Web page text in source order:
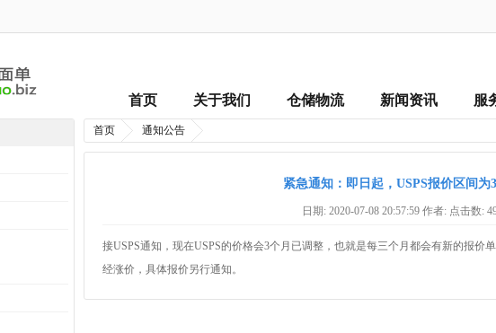
首页 关于我们 仓储物流 新闻资讯 服
首页 通知公告
紧急通知：即日起，USPS报价区间为
日期: 2020-07-08 20:57:59 作者: 点击数:
接USPS通知，现在USPS的价格会3个月已调整，也就是每三个月都会有新的报价
经涨价，具体报价另行通知。